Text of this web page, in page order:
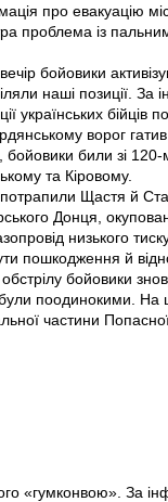
про евакуацію
проблема із
бойовики
наші позиції.
українських бійців
ворог
били зi
та Кіровому.
потрапили Щастя й
Донця,
низького
пошкодження й
бойовики
були поодинокими.
частини
«гумконвою». За